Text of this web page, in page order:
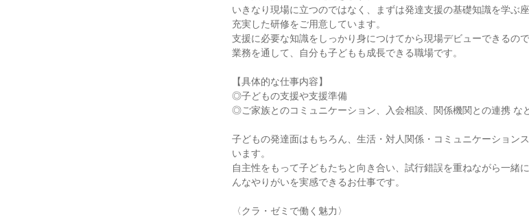
いきなり現場に立つのではなく、まずは発達支援の基礎知識を学ぶ
充実した研修をご用意しています。
支援に必要な知識をしっかり身につけてから現場デビューできるので
業務を通して、自分も子どもも成長できる職場です。
【具体的な仕事内容】
◎子どもの支援や支援準備
◎ご家族とのコミュニケーション、入会相談、関係機関との連携 な
子どもの発達面はもちろん、生活・対人関係・コミュニケーション
います。
自主性をもって子どもたちと向き合い、試行錯誤を重ねながら一緒
んなやりがいを実感できるお仕事です。
〈クラ・ゼミで働く魅力〉